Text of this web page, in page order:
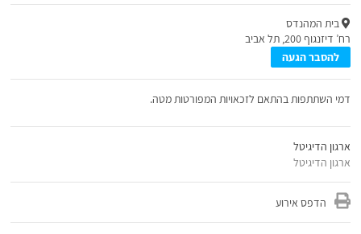
בית המהנדס
רח’ דיזנגוף 200, תל אביב
להסבר הגעה
דמי השתתפות בהתאם לזכאויות המפורטות מטה.
ארגון הדיגיטל
ארגון הדיגיטל
הדפס אירוע